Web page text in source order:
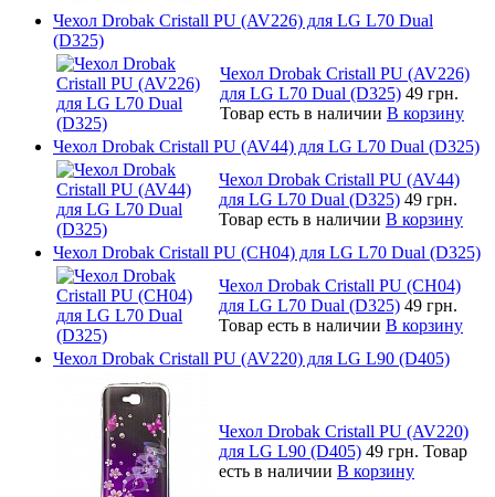
Чехол Drobak Cristall PU (AV226) для LG L70 Dual
(D325)
Чехол Drobak Cristall PU (AV226)
для LG L70 Dual (D325) 49 грн.
Товар есть в наличии В корзину
Чехол Drobak Cristall PU (AV44) для LG L70 Dual (D325)
Чехол Drobak Cristall PU (AV44)
для LG L70 Dual (D325) 49 грн.
Товар есть в наличии В корзину
Чехол Drobak Cristall PU (CH04) для LG L70 Dual (D325)
Чехол Drobak Cristall PU (CH04)
для LG L70 Dual (D325) 49 грн.
Товар есть в наличии В корзину
Чехол Drobak Cristall PU (AV220) для LG L90 (D405)
Чехол Drobak Cristall PU (AV220)
для LG L90 (D405) 49 грн. Товар
есть в наличии В корзину